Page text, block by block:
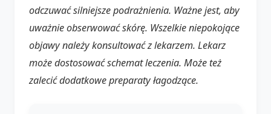
odczuwać silniejsze podrażnienia. Ważne jest, aby
uważnie obserwować skórę. Wszelkie niepokojące
objawy należy konsultować z lekarzem. Lekarz
może dostosować schemat leczenia. Może też
zalecić dodatkowe preparaty łagodzące.